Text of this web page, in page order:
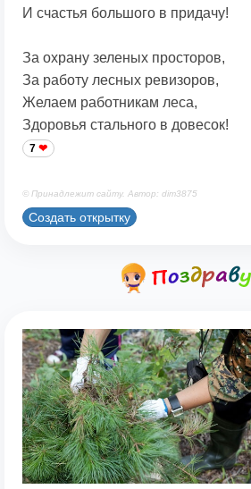
И счастья большого в придачу!
За охрану зеленых просторов,
За работу лесных ревизоров,
Желаем работникам леса,
Здоровья стального в довесок!
7
© Принадлежит сайту. Автор: dim3875
Создать открытку